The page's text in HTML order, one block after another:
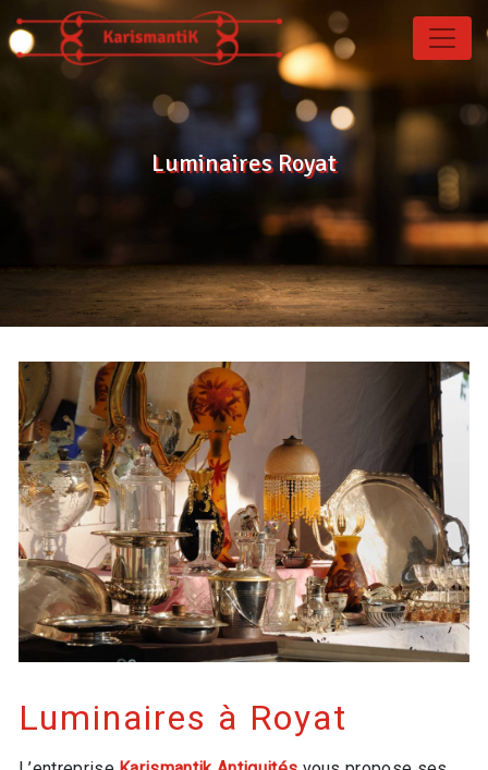
Panneau de gestion des cookies
Luminaires Royat
Luminaires à Royat